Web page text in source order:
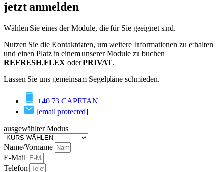
jetzt anmelden
Wählen Sie eines der Module, die für Sie geeignet sind.
Nutzen Sie die Kontaktdaten, um weitere Informationen zu erhalten
und einen Platz in einem unserer Module zu buchen
REFRESH,FLEX oderPRIVAT.
Lassen Sie uns gemeinsam Segelpläne schmieden.
+40 73 CAPETAN
[email protected]
ausgewählter Modus
Name/Vorname
E-Mail
Telefon